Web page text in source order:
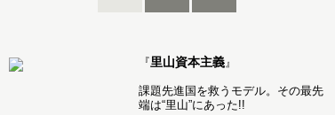
『里山資本主義 』
課題先進国を救うモデル。その最先
端は“里山”にあった!!